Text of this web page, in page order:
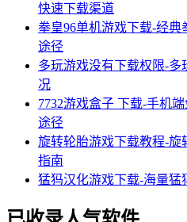
快速下载渠道
拳皇96单机游戏下载-经典
途径
多玩游戏没有下载权限-
况
7732游戏盒子 下载-手机
途径
旋转轮胎游戏下载教程-旋
指南
猛犸汉化游戏下载-海量